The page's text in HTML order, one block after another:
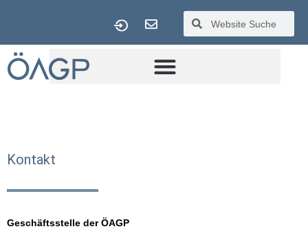
Kontakt
Geschäftsstelle der ÖAGP